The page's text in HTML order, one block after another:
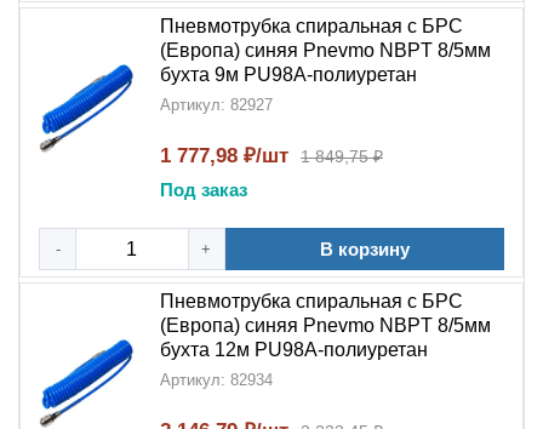
Системах с частыми переподключениями
оборудования
Условиях, требующих мобильности и гибкости
соединений
Преимущества пневмотрубки NBPT
пневмотрубку спиральную с БРС NBPT
PU98A, вы получаете:
Удобство монтажа – благодаря
быстроразъёмному соединению (БРС)
Гибкость
–спиральная
растягивать трубку при необходимости
Пневмотрубка спиральная с БРС
(Европа) синяя Pnevmo NBPT 8/5мм
бухта 9м PU98A-полиуретан
Артикул: 82927
1 777,98 ₽/шт 1 849,75 ₽
Под заказ
- + В корзину
Пневмотрубка спиральная с БРС
(Европа) синяя Pnevmo NBPT 8/5мм
бухта 12м PU98A-полиуретан
Артикул: 82934